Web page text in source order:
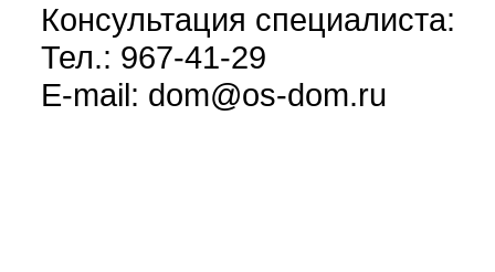
Консультация специалиста:
Тел.: 967-41-29
E-mail: dom@os-dom.ru